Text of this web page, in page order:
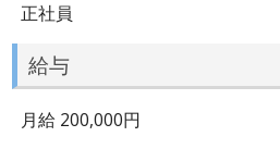
正社員
給与
月給 200,000円